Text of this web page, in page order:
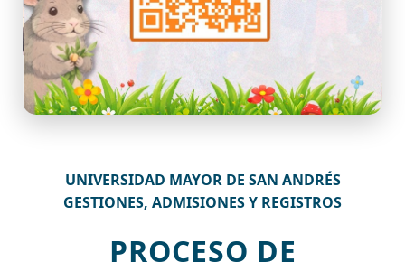
UNIVERSIDAD MAYOR DE SAN ANDRÉS
GESTIONES, ADMISIONES Y REGISTROS
PROCESO DE